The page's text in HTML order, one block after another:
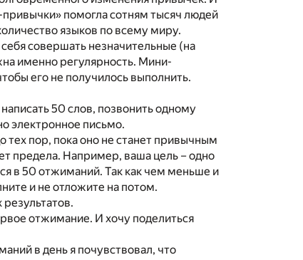
привычки» помогла сотням тысяч людей
языков по всему миру.
совершать незначительные (на
именно регулярность. Мини-
его не получилось выполнить.
50 слов, позвонить одному
электронное письмо.
тех пор, пока оно не станет привычным
предела. Например, ваша цель – одно
в 50 отжиманий. Так как чем меньше и
и не отложите на потом.
отжимание. И хочу поделиться
в день я почувствовал, что